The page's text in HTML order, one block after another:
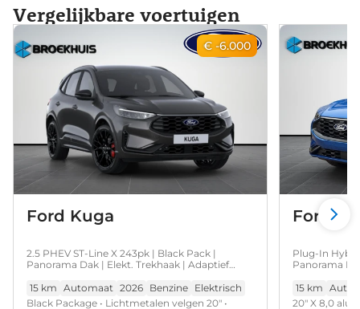
Vergelijkbare voertuigen
€ -6.000
Ford Kuga
2.5 PHEV ST-Line X 243pk | Black Pack |
Panorama Dak | Elekt. Trekhaak | Adaptief
15 km Automaat 2026 Benzine Elektrisch
Black Package • Lichtmetalen velgen 20" •
Ford
Plug-In
Panorama
15 km
20" X 8,0